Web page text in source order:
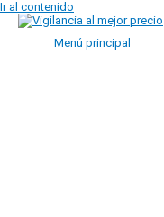
Ir al contenido
Menú principal